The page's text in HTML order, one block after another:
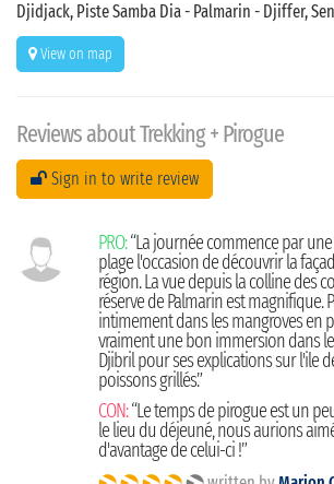
Djidjack, Piste Samba Dia - Palmarin - Djiffer,
View on map
Reviews about Trekking + Pirogue
Sign in to write review
PRO:“La journée commence par
plage l'occasion de découvrir la
région. La vue depuis la colline des
réserve de Palmarin est magnifique.
intimement dans les mangroves en
vraiment une bon immersion dans le
Djibril pour ses explications sur l'ile
poissons grillés.”
CON:“Le temps de pirogue est un
le lieu du déjeuné, nous aurions
d'avantage de celui-ci !”